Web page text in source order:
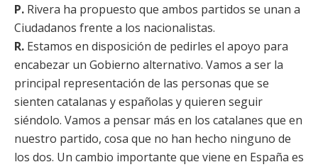
P. Rivera ha propuesto que ambos partidos se unan a
Ciudadanos frente a los nacionalistas.
R. Estamos en disposición de pedirles el apoyo para
encabezar un Gobierno alternativo. Vamos a ser la
principal representación de las personas que se
sienten catalanas y españolas y quieren seguir
siéndolo. Vamos a pensar más en los catalanes que en
nuestro partido, cosa que no han hecho ninguno de
los dos. Un cambio importante que viene en España es